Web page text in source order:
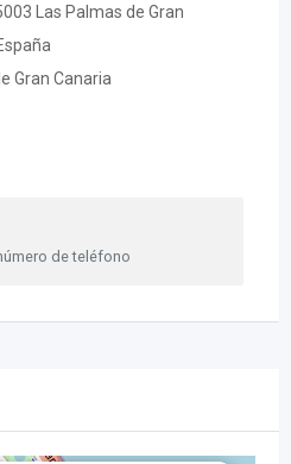
Las Palmas de Gran
Gran Canaria
de teléfono